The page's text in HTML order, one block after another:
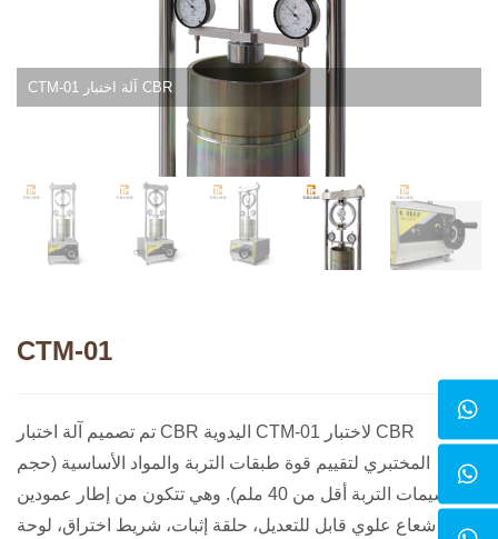
CTM-01 آلة اختبار CBR
CTM-01
تم تصميم آلة اختبار CBR اليدوية CTM-01 لاختبار CBR
المختبري لتقييم قوة طبقات التربة والمواد الأساسية (حجم
جسيمات التربة أقل من 40 ملم). وهي تتكون من إطار عمودين
مع شعاع علوي قابل للتعديل، حلقة إثبات، شريط اختراق، لوحة